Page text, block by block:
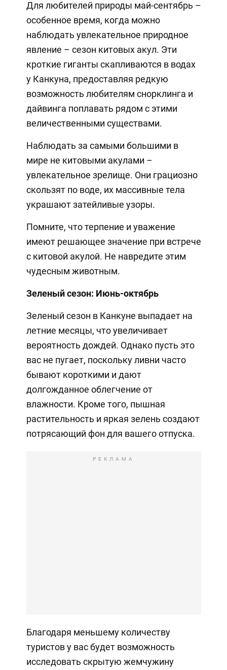
Для любителей природы май-сентябрь –
особенное время, когда можно
наблюдать увлекательное природное
явление – сезон китовых акул. Эти
кроткие гиганты скапливаются в водах
у Канкуна, предоставляя редкую
возможность любителям снорклинга и
дайвинга поплавать рядом с этими
величественными существами.
Наблюдать за самыми большими в
мире не китовыми акулами –
увлекательное зрелище. Они грациозно
скользят по воде, их массивные тела
украшают затейливые узоры.
Помните, что терпение и уважение
имеют решающее значение при встрече
с китовой акулой. Не навредите этим
чудесным животным.
Зеленый сезон: Июнь-октябрь
Зеленый сезон в Канкуне выпадает на
летние месяцы, что увеличивает
вероятность дождей. Однако пусть это
вас не пугает, поскольку ливни часто
бывают короткими и дают
долгожданное облегчение от
влажности. Кроме того, пышная
растительность и яркая зелень создают
потрясающий фон для вашего отпуска.
РЕКЛАМА
Благодаря меньшему количеству
туристов у вас будет возможность
исследовать скрытую жемчужину